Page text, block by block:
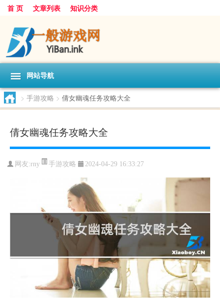
首 页 文章列表 知识分类
网站导航
> 手游攻略 > 倩女幽魂任务攻略大全
倩女幽魂任务攻略大全
网友:rny 手游攻略 2024-04-29 16:33:27